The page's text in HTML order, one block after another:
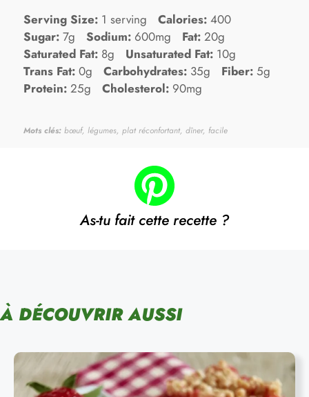
Serving Size: 1 serving Calories: 400
Sugar: 7g Sodium: 600mg Fat: 20g
Saturated Fat: 8g Unsaturated Fat: 10g
Trans Fat: 0g Carbohydrates: 35g Fiber: 5g
Protein: 25g Cholesterol: 90mg
Mots clés: bœuf, légumes, plat réconfortant, dîner, facile
As-tu fait cette recette ?
À DÉCOUVRIR AUSSI